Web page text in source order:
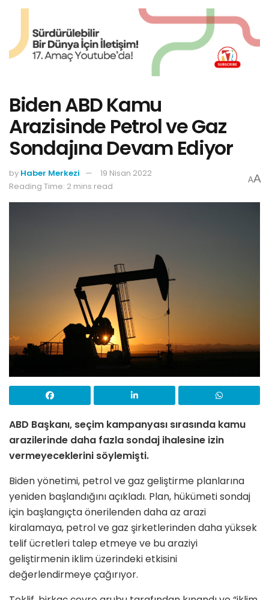
Biden ABD Kamu
Arazisinde Petrol ve Gaz
Sondajına Devam Ediyor
by Haber Merkezi
19 Nisan 2022
Reading Time: 2 mins read
AA
ABD Başkanı, seçim kampanyası sırasında kamu
arazilerinde daha fazla sondaj ihalesine izin
vermeyeceklerini söylemişti.
Biden yönetimi, petrol ve gaz geliştirme planlarına
yeniden başlandığını açıkladı. Plan, hükümeti sondaj
için başlangıçta önerilenden daha az arazi
kiralamaya, petrol ve gaz şirketlerinden daha yüksek
telif ücretleri talep etmeye ve bu araziyi
geliştirmenin iklim üzerindeki etkisini
değerlendirmeye çağırıyor.